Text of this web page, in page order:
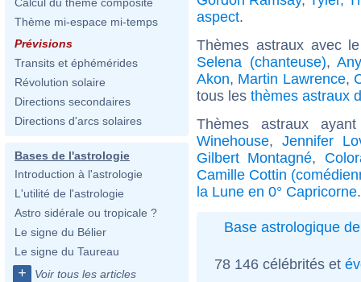
Thème mi-espace mi-temps
Prévisions
Transits et éphémérides
Révolution solaire
Directions secondaires
Directions d'arcs solaires
Bases de l'astrologie
Introduction à l'astrologie
L'utilité de l'astrologie
Astro sidérale ou tropicale ?
Le signe du Bélier
Le signe du Taureau
+ Voir tous les articles
aspect.
Thèmes astraux avec
Selena (chanteuse),
Akon, Martin Lawrence,
tous les thèmes astraux
Thèmes astraux
Winehouse, Jennifer
Gilbert Montagné,
Camille Cottin
la Lune en 0° Capricorne.
Base astrologique
78 146 célébrités et